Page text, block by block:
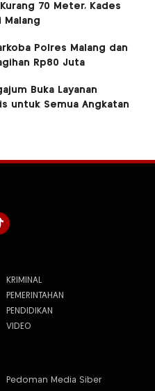
70 Meter, Kades
Malang
Polres Malang dan
Rp80 Juta
Buka Layanan
untuk Semua Angkatan
KRIMINAL
PEMERINTAHAN
PENDIDIKAN
VIDEO
Pedoman Media Siber